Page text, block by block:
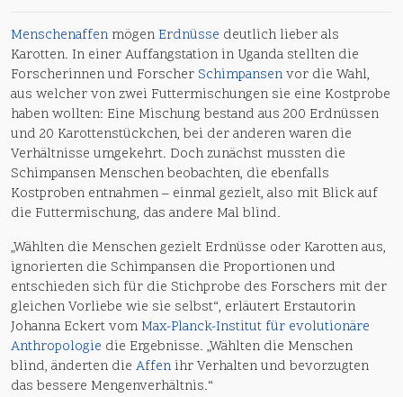
Menschenaffen mögen Erdnüsse deutlich lieber als
Karotten. In einer Auffangstation in Uganda stellten die
Forscherinnen und Forscher Schimpansenvor die Wahl,
aus welcher von zwei Futtermischungen sie eine Kostprobe
haben wollten: Eine Mischung bestand aus 200 Erdnüssen
und 20 Karottenstückchen, bei der anderen waren die
Verhältnisse umgekehrt. Doch zunächst mussten die
Schimpansen Menschen beobachten, die ebenfalls
Kostproben entnahmen – einmal gezielt, also mit Blick auf
die Futtermischung, das andere Mal blind.
„Wählten die Menschen gezielt Erdnüsse oder Karotten aus,
ignorierten die Schimpansen die Proportionen und
entschieden sich für die Stichprobe des Forschers mit der
gleichen Vorliebe wie sie selbst“, erläutert Erstautorin
Johanna Eckert vom Max-Planck-Institut für evolutionäre
Anthropologie die Ergebnisse. „Wählten die Menschen
blind, änderten die Affen ihr Verhalten und bevorzugten
das bessere Mengenverhältnis.“